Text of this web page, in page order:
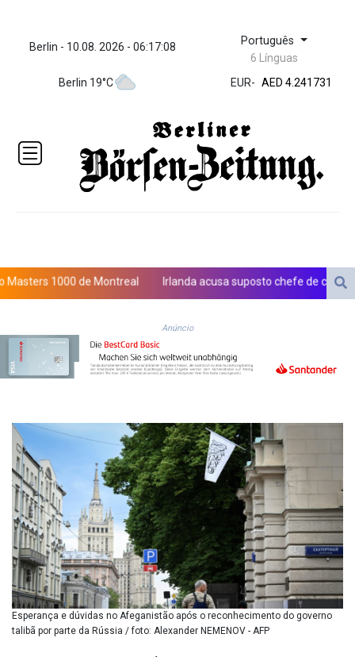
Berlin - 10.08. 2026 - 06:17:09 Português
6 Línguas
Berlin 19°C
EUR-
ZWL 371.909301
AED 4.241731
AED 4.241731
AOA
1059.13458
AZN 1.952715
BIF 3448.794183
BSD 1.151891
BTN 109.610691
BWP 15.548087
BYN 3.429992
BYR
22637.986149
BZD 2.316674
CAD 1.612385
CDF
2613.184708
CHF 0.93455
1000 de Montreal Irlanda acusa suposto chefe de cartel
Anúncio
Esperança e dúvidas no Afeganistão após o reconhecimento do governo
talibã por parte da Rússia / foto: Alexander NEMENOV - AFP